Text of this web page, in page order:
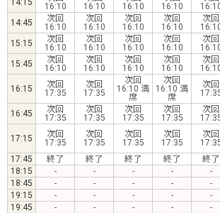
16:10
16:10
16:10
16:10
14:45
次回
16:10
次回
16:10
次回
16:10
次回
16:10
次回
15:15
次回
16:10
次回
16:10
次回
16:10
次回
16:10
次回
15:45
次回
16:10
次回
16:10
次回
16:10
次回
16:10
次回
16:15
次回
17:35
次回
17:35
次回
16:10 満
席
次回
16:10 満
席
次回
16:45
次回
17:35
次回
17:35
次回
17:35
次回
17:35
次回
17:15
次回
17:35
次回
17:35
次回
17:35
次回
17:35
次回
17:45
終了 終了 終了 終了 終了
18:15
- - - - -
18:45
- - - - -
19:15
- - - - -
19:45
- - - - -